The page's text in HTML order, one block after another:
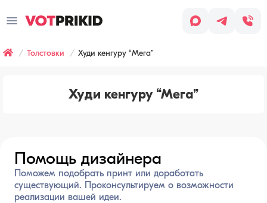
Толстовки Худи кенгуру “Мега”
Худи кенгуру “Мега”
Помощь дизайнера
Поможем подобрать принт или доработать
существующий. Проконсультируем о возможности
реализации вашей идеи.
Заявка оставлена
Заказ
Обработки
персональных
данных
Хочу